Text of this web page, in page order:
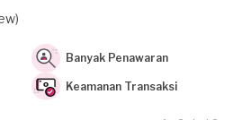
Banyak Penawaran
Keamanan Transaksi